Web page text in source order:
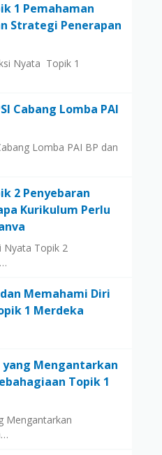
1 Pemahaman
Strategi Penerapan
Nyata Topik 1
Cabang Lomba PAI
Lomba PAI BP dan
2 Penyebaran
Kurikulum Perlu
Nyata Topik 2
Memahami Diri
1 Merdeka
yang Mengantarkan
Topik 1
Mengantarkan